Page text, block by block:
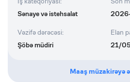
Sənaye və istehsalat
Vəzifə dərəcəsi:
Şöbə müdiri
Elan
21/
Maaş müzakirəyə